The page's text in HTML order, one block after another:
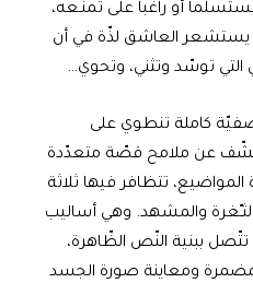
أو راغبا على تمنّـعه،
يستشعر العاشق لذّة في أن
التي توسّد وتثني، وتحوي…
كاملة تنطوي على
عن ملامح قصّة متعدّدة
تتظافر فيها ثلاثة
والمشهد. وهي أساليب
ببنية النّص الظّاهرة،
ومعاينة صورة الجسد